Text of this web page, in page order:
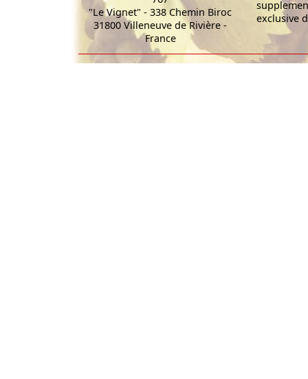
"Le Vignet" - 338 Chemin Biroc
31800 Villeneuve de Rivière -
France
exclusive